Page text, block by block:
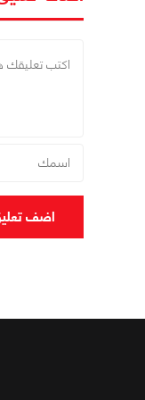
اضف